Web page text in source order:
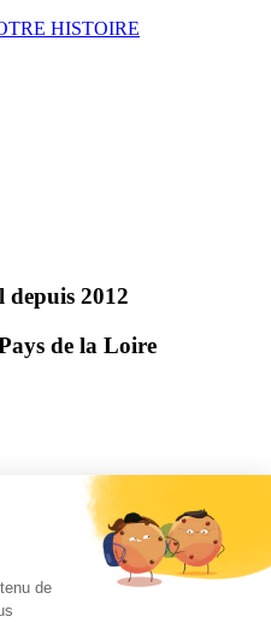
HISTOIRE
depuis 2012
de la Loire